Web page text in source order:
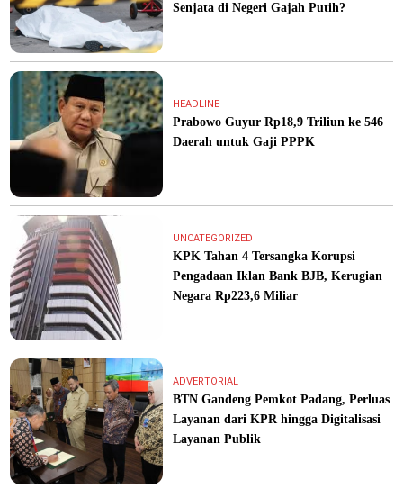
Senjata di Negeri Gajah Putih?
HEADLINE
Prabowo Guyur Rp18,9 Triliun ke 546
Daerah untuk Gaji PPPK
UNCATEGORIZED
KPK Tahan 4 Tersangka Korupsi
Pengadaan Iklan Bank BJB, Kerugian
Negara Rp223,6 Miliar
ADVERTORIAL
BTN Gandeng Pemkot Padang, Perluas
Layanan dari KPR hingga Digitalisasi
Layanan Publik